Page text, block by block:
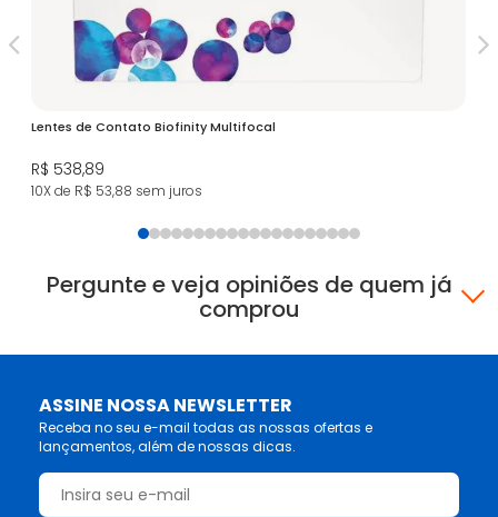
Lentes de Contato Biofinity Multifocal
R$ 538,89
10X de R$ 53,88 sem juros
Pergunte e veja opiniões de quem já
comprou
ASSINE NOSSA NEWSLETTER
Receba no seu e-mail todas as nossas ofertas e
lançamentos, além de nossas dicas.